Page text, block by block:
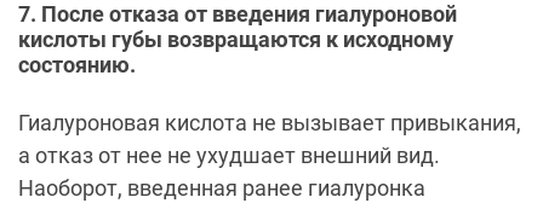
7. После отказа от введения гиалуроновой
кислоты губы возвращаются к исходному
состоянию.
Гиалуроновая кислота не вызывает привыкания,
а отказ от нее не ухудшает внешний вид.
Наоборот, введенная ранее гиалуронка